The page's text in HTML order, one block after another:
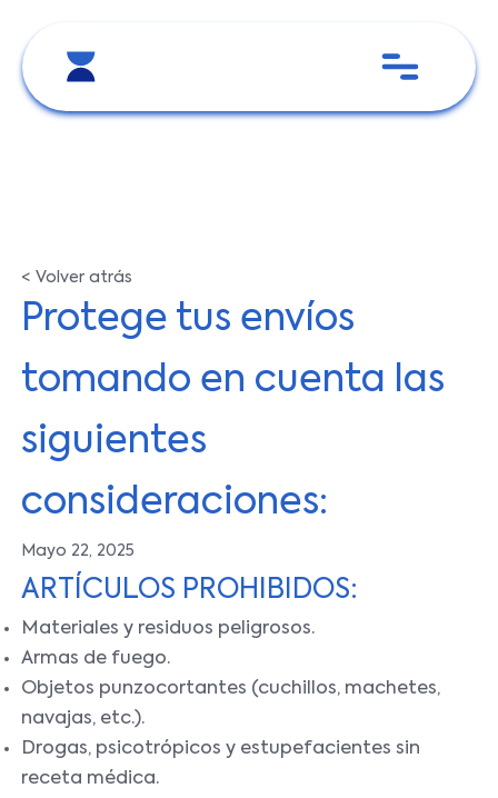
< Volver atrás
Protege tus envíos
tomando en cuenta las
siguientes
consideraciones:
Mayo 22, 2025
ARTÍCULOS PROHIBIDOS:
Materiales y residuos peligrosos.
Armas de fuego.
Objetos punzocortantes (cuchillos, machetes,
navajas, etc.).
Drogas, psicotrópicos y estupefacientes sin
receta médica.